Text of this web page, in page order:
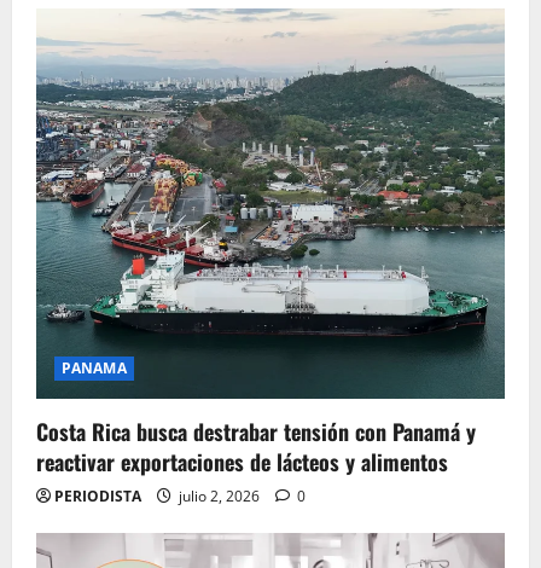
PANAMA
Costa Rica busca destrabar tensión con Panamá y
reactivar exportaciones de lácteos y alimentos
PERIODISTA julio 2, 2026 0